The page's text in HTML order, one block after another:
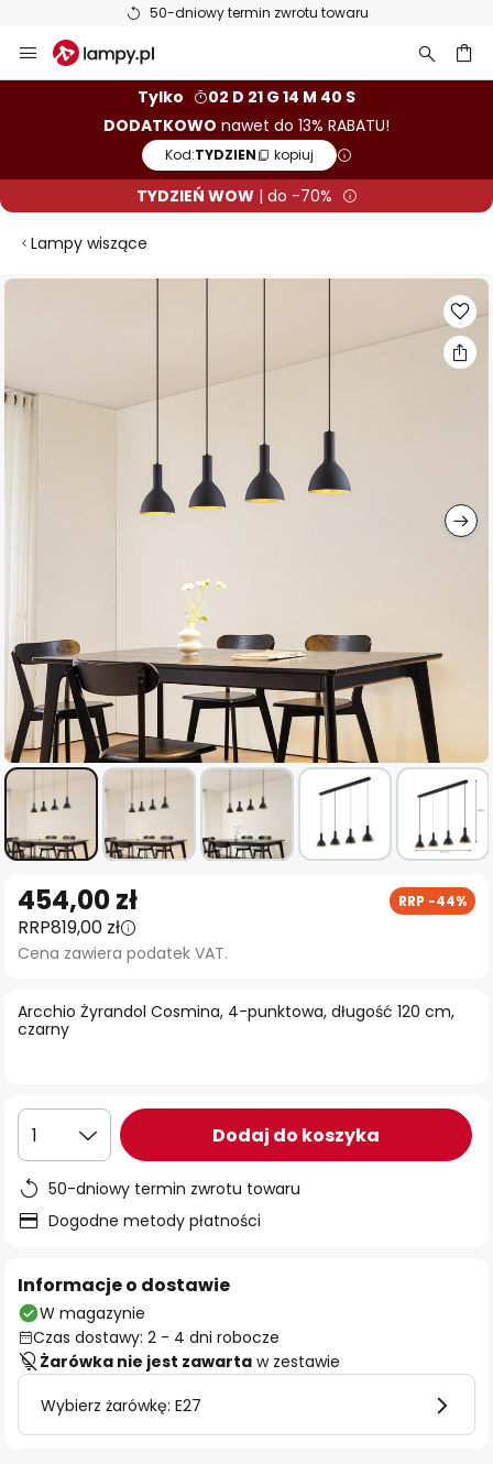
50-dniowy termin zwrotu towaru
Przejdź
do
Tylko
02 D 21 G 14 M 39 S
DODATKOWO nawet do 13% RABATU!
Kod:TYDZIEN kopiuj
TYDZIEŃ WOW| do -70%
Lampy wiszące
Przejdź
na
początek
galerii
Arcchio Żyrandol Cosmina, 4-punktowa, długość 120 cm,
czarny
454,00 zł RRP -44%
RRP819,00 zł
Cena zawiera podatek VAT.
1 Dodaj do koszyka
50-dniowy termin zwrotu towaru
Dogodne metody płatności
Informacje o dostawie
W magazynie
Czas dostawy: 2 - 4 dni robocze
Żarówka nie jest zawarta w zestawie
Wybierz żarówkę: E27